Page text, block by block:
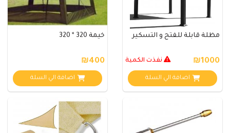
مظلة قابلة للفتح و التسكير
₪1000 نفذت الكمية
اضافة الي السلة
خيمة 320 * 320
₪400
اضافة الي السلة